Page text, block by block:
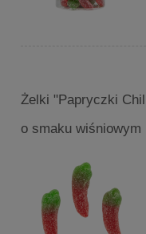
Żelki "Papryczki
o smaku wiśniowym